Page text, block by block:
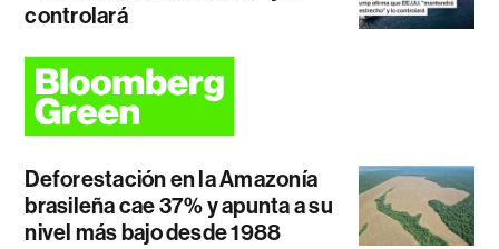
controlará
Deforestación en la Amazonía
brasileña cae 37% y apunta a su
nivel más bajo desde 1988